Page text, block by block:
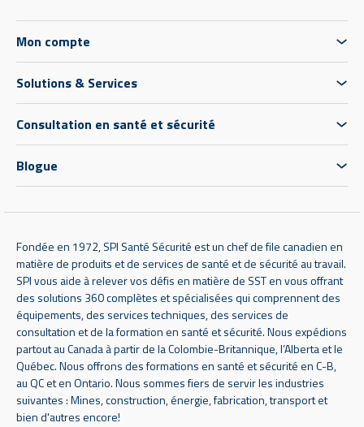
Mon compte
Solutions & Services
Consultation en santé et sécurité
Blogue
Fondée en 1972, SPI Santé Sécurité est un chef de file canadien en
matière de produits et de services de santé et de sécurité au travail.
SPI vous aide à relever vos défis en matière de SST en vous offrant
des solutions 360 complètes et spécialisées qui comprennent des
équipements, des services techniques, des services de
consultation et de la formation en santé et sécurité. Nous expédions
partout au Canada à partir de la Colombie-Britannique, l’Alberta et le
Québec. Nous offrons des formations en santé et sécurité en C-B,
au QC et en Ontario. Nous sommes fiers de servir les industries
suivantes : Mines, construction, énergie, fabrication, transport et
bien d'autres encore!